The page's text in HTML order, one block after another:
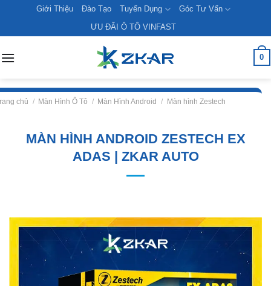
content
Giới Thiệu Đào Tạo Tuyển Dụng
Góc Tư Vấn
ƯU ĐÃI Ô TÔ VINFAST
0
chủ / Màn Hình Ô Tô / Màn Hình Android / Màn hình Zestech
MÀN HÌNH ANDROID ZESTECH EX
ADAS | ZKAR AUTO